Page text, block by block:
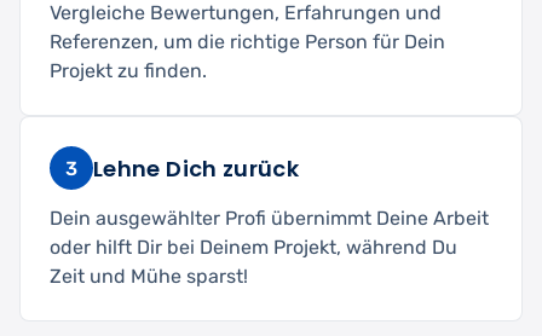
Vergleiche Bewertungen, Erfahrungen und
Referenzen, um die richtige Person für Dein
Projekt zu finden.
3 Lehne Dich zurück
Dein ausgewählter Profi übernimmt Deine Arbeit
oder hilft Dir bei Deinem Projekt, während Du
Zeit und Mühe sparst!